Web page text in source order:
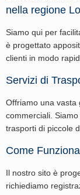
nella regione
Siamo qui per
è progettato
clienti in modo
Servizi di
Offriamo una vasta
commerciali.
trasporti di piccole
Come
Il nostro sito è
richiediamo